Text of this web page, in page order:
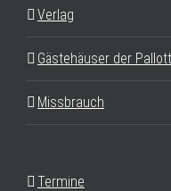
Verlag
Gästehäuser der
Missbrauch
Termine